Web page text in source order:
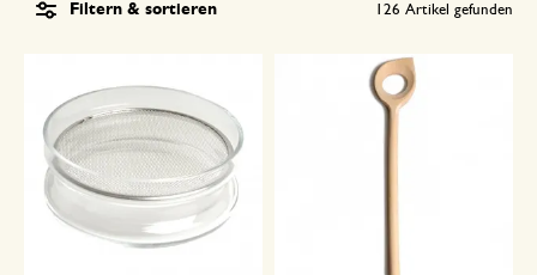
Filtern & sortieren 126 Artikel gefunden